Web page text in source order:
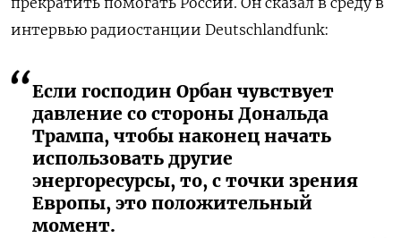
интервью радиостанции Deutschlandfunk:
Если господин Орбан чувствует
давление со стороны Дональда
Трампа, чтобы наконец начать
использовать другие
энергоресурсы, то, с точки зрения
Европы, это положительный
момент.